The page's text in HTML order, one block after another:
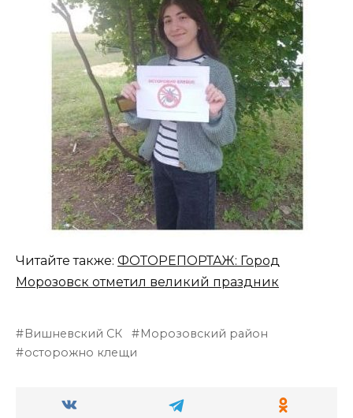
Читайте также: ФОТОРЕПОРТАЖ: Город
Морозовск отметил великий праздник
Вишневский СК
Морозовский район
осторожно клещи